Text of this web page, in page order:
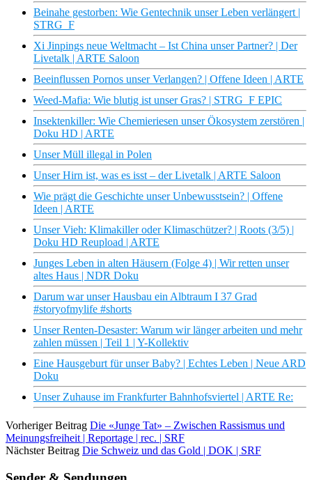
Beinahe gestorben: Wie Gentechnik unser Leben verlängert |
STRG_F
Xi Jinpings neue Weltmacht – Ist China unser Partner? | Der
Livetalk | ARTE Saloon
Beeinflussen Pornos unser Verlangen? | Offene Ideen | ARTE
Weed-Mafia: Wie blutig ist unser Gras? | STRG_F EPIC
Insektenkiller: Wie Chemieriesen unser Ökosystem zerstören |
Doku HD | ARTE
Unser Müll illegal in Polen
Unser Hirn ist, was es isst – der Livetalk | ARTE Saloon
Wie prägt die Geschichte unser Unbewusstsein? | Offene
Ideen | ARTE
Unser Vieh: Klimakiller oder Klimaschützer? | Roots (3/5) |
Doku HD Reupload | ARTE
Junges Leben in alten Häusern (Folge 4) | Wir retten unser
altes Haus | NDR Doku
Darum war unser Hausbau ein Albtraum I 37 Grad
#storyofmylife #shorts
Unser Renten-Desaster: Warum wir länger arbeiten und mehr
zahlen müssen | Teil 1 | Y-Kollektiv
Eine Hausgeburt für unser Baby? | Echtes Leben | Neue ARD
Doku
Unser Zuhause im Frankfurter Bahnhofsviertel | ARTE Re:
Vorheriger Beitrag Die «Junge Tat» – Zwischen Rassismus und
Meinungsfreiheit | Reportage | rec. | SRF
Nächster Beitrag Die Schweiz und das Gold | DOK | SRF